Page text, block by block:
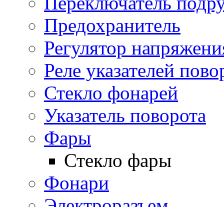
Предохранитель
Регулятор
Реле указателей
Стекло фонарей
Указатель поворота
Фары
Стекло фары
Фонари